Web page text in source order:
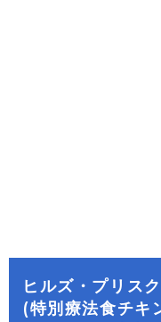
ヒルズ・プリス
(特別療法食チキ